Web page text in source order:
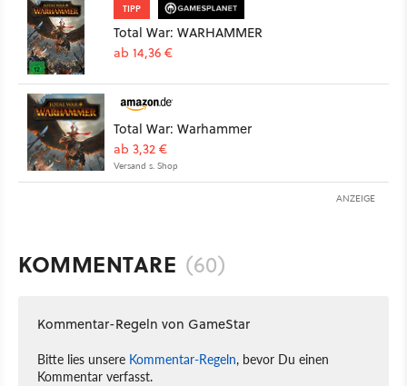
TIPP
Total War: WARHAMMER
ab 14,36 €
Total War: Warhammer
ab 3,32 €
Versand s. Shop
ANZEIGE
KOMMENTARE (60)
Kommentar-Regeln von GameStar
Bitte lies unsere Kommentar-Regeln, bevor Du einen
Kommentar verfasst.